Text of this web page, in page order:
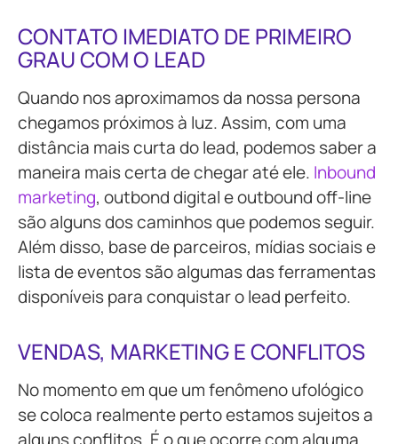
CONTATO IMEDIATO DE PRIMEIRO
GRAU COM O LEAD
Quando nos aproximamos da nossa persona
chegamos próximos à luz. Assim, com uma
distância mais curta do lead, podemos saber a
maneira mais certa de chegar até ele. Inbound
marketing, outbond digital e outbound off-line
são alguns dos caminhos que podemos seguir.
Além disso, base de parceiros, mídias sociais e
lista de eventos são algumas das ferramentas
disponíveis para conquistar o lead perfeito.
VENDAS, MARKETING E CONFLITOS
No momento em que um fenômeno ufológico
se coloca realmente perto estamos sujeitos a